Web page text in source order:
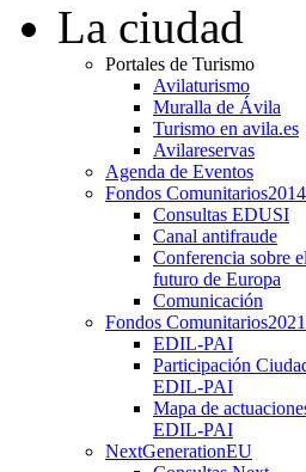
La ciudad
Portales de Turismo
Avilaturismo
Muralla de Ávila
Turismo en avila.es
Avilareservas
Agenda de Eventos
Fondos Comunitarios
Consultas EDUSI
Canal antifraude
Conferencia sobre el
futuro de Europa
Comunicación
Fondos Comunitarios
EDIL-PAI
Participación
EDIL-PAI
Mapa de
EDIL-PAI
NextGenerationEU